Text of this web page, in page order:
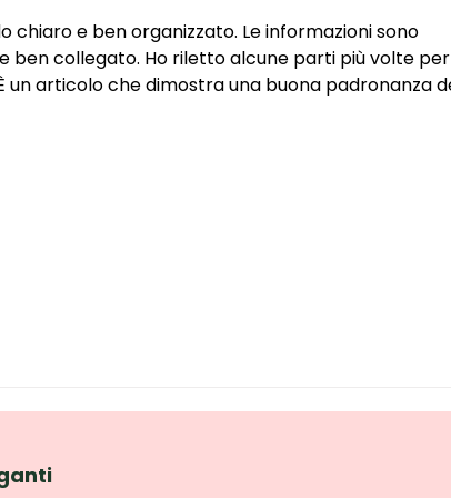
e ben organizzato. Le informazioni sono
ben collegato. Ho riletto alcune parti più volte per
un articolo che dimostra una buona padronanza